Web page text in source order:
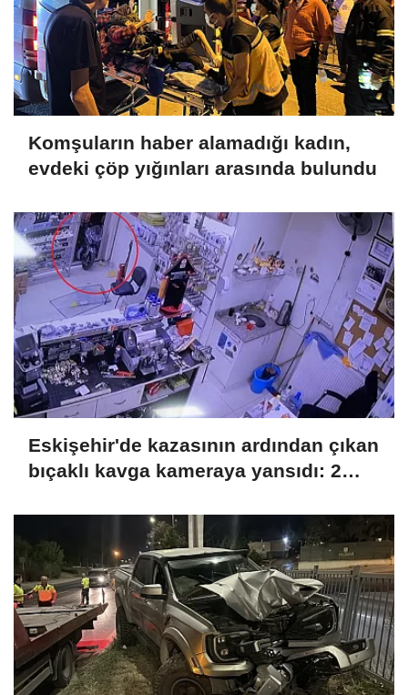
Komşuların haber alamadığı kadın,
evdeki çöp yığınları arasında bulundu
Eskişehir'de kazasının ardından çıkan
bıçaklı kavga kameraya yansıdı: 2